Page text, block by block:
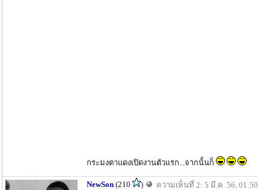
กระมงตาแดงเปิดงานตัวแรก...จากนั้นก็
NewSon (210 ) ความเห็นที่ 2: 5 มี.ค. 56, 01:50